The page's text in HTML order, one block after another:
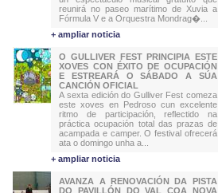
reunirá no paseo marítimo de Xuvia a
Fórmula V e a Orquestra Mondrag�...
+ ampliar noticia
O GULLIVER FEST PRINCIPIA ESTE
XOVES CON ÉXITO DE OCUPACIÓN
E ESTREARÁ O SÁBADO A SÚA
CANCIÓN OFICIAL
A sexta edición do Gulliver Fest comeza
este xoves en Pedroso cun excelente
ritmo de participación, reflectido na
práctica ocupación total das prazas de
acampada e camper. O festival ofrecerá
ata o domingo unha a...
+ ampliar noticia
AVANZA A RENOVACIÓN DA PISTA
DO PAVILLÓN DO VAL COA NOVA